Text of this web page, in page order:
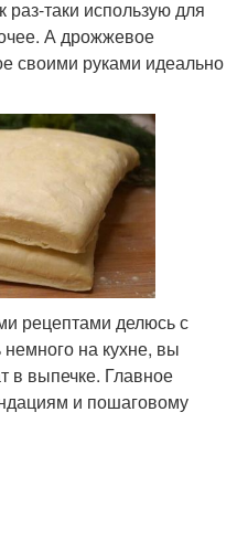
таки использую для
А дрожжевое
своими руками идеально
рецептами делюсь с
на кухне, вы
в выпечке. Главное
и пошаговому